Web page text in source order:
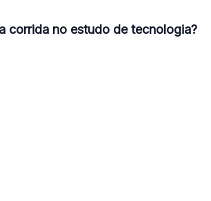
corrida no estudo de tecnologia?